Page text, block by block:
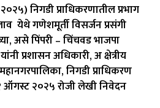
निगडी प्राधिकरणातील प्रभाग
येथे गणेशमूर्ती विसर्जन प्रसंगी
असे पिंपरी – चिंचवड भाजपा
प्रशासन अधिकारी, अ क्षेत्रीय
निगडी प्राधिकरण
२०२५ रोजी लेखी निवेदन